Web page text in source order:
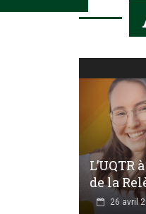
de la
26 avril